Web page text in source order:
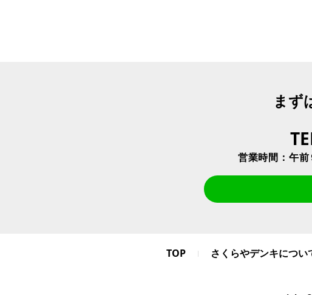
まず
営業時間：午
TOP さくらやデンキについ